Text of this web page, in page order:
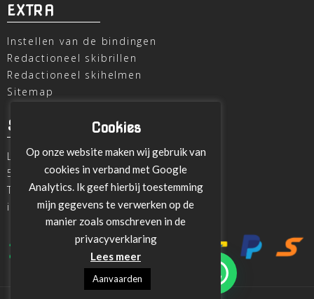
EXTRA
Instellen van de bindingen
Redactioneel skibrillen
Redactioneel skihelmen
Sitemap
SKI OUTLET
Laagheidehof 8
5804 XC Venray
T
+31 478 515696
info@ski-outlet-venray.nl
Cookies
Op onze website maken wij gebruik van
cookies in verband met Google
Analytics. Ik geef hierbij toestemming
mijn gegevens te verwerken op de
manier zoals omschreven in de
privacyverklaring
Lees meer
Aanvaarden